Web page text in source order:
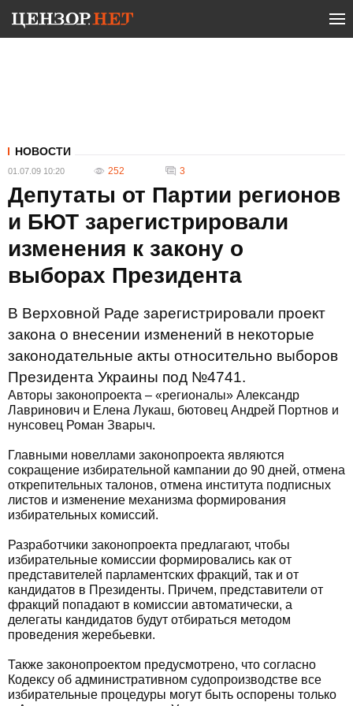
НОВОСТИ
01.07.09 10:20 252 3
Депутаты от Партии регионов
и БЮТ зарегистрировали
изменения к закону о
выборах Президента
В Верховной Раде зарегистрировали проект
закона о внесении изменений в некоторые
законодательные акты относительно выборов
Президента Украины под №4741.
Авторы законопроекта – «регионалы» Александр
Лавринович и Елена Лукаш, бютовец Андрей Портнов и
нунсовец Роман Зварыч.
Главными новеллами законопроекта являются
сокращение избирательной кампании до 90 дней, отмена
открепительных талонов, отмена института подписных
листов и изменение механизма формирования
избирательных комиссий.
Разработчики законопроекта предлагают, чтобы
избирательные комиссии формировались как от
представителей парламентских фракций, так и от
кандидатов в Президенты. Причем, представители от
фракций попадают в комиссии автоматически, а
делегаты кандидатов будут отбираться методом
проведения жеребьевки.
Также законопроектом предусмотрено, что согласно
Кодексу об административном судопроизводстве все
избирательные процедуры могут быть оспорены только